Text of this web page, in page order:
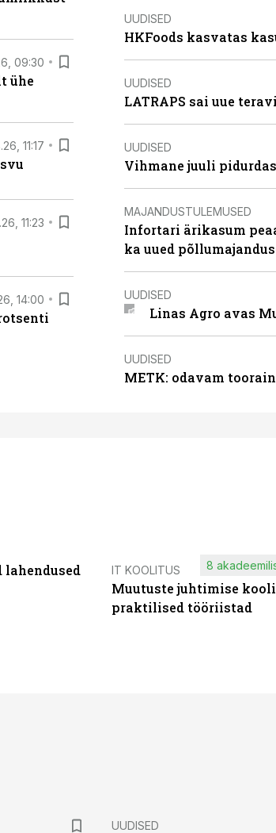
09:30
ühe
11:17
11:23
14:00
UUDISED
HKFoods kasvatas
UUDISED
LATRAPS sai uue
UUDISED
Vihmane juuli
MAJANDUSTULEMUSED
Infortari ärikasum
ka uued
UUDISED
Linas Agro avas
UUDISED
METK: odavam
IT KOOLITUS
Muutuste juhtimise
praktilised tööriistad
8
UUDISED